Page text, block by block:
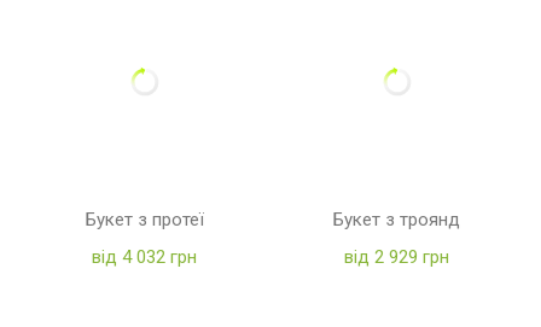
Букет з протеї
від 4 032 грн
Букет з троянд
від 2 929 грн